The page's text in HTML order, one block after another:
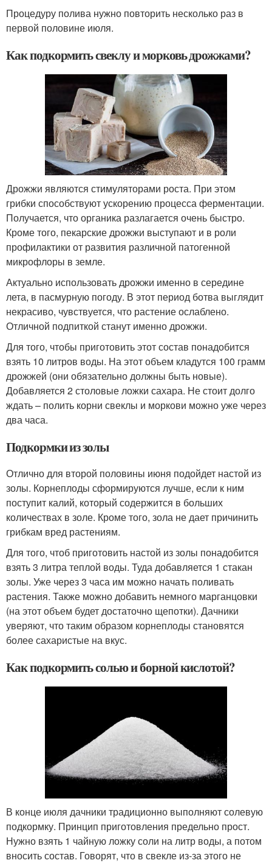
Процедуру полива нужно повторить несколько раз в
первой половине июля.
Как подкормить свеклу и морковь дрожжами?
Дрожжи являются стимуляторами роста. При этом
грибки способствуют ускорению процесса ферментации.
Получается, что органика разлагается очень быстро.
Кроме того, пекарские дрожжи выступают и в роли
профилактики от развития различной патогенной
микрофлоры в земле.
Актуально использовать дрожжи именно в середине
лета, в пасмурную погоду. В этот период ботва выглядит
некрасиво, чувствуется, что растение ослаблено.
Отличной подпиткой станут именно дрожжи.
Для того, чтобы приготовить этот состав понадобится
взять 10 литров воды. На этот объем кладутся 100 грамм
дрожжей (они обязательно должны быть новые).
Добавляется 2 столовые ложки сахара. Не стоит долго
ждать – полить корни свеклы и моркови можно уже через
два часа.
Подкормки из золы
Отлично для второй половины июня подойдет настой из
золы. Корнеплоды сформируются лучше, если к ним
поступит калий, который содержится в больших
количествах в золе. Кроме того, зола не дает причинить
грибкам вред растениям.
Для того, чтоб приготовить настой из золы понадобится
взять 3 литра теплой воды. Туда добавляется 1 стакан
золы. Уже через 3 часа им можно начать поливать
растения. Также можно добавить немного марганцовки
(на этот объем будет достаточно щепотки). Дачники
уверяют, что таким образом корнеплоды становятся
более сахаристые на вкус.
Как подкормить солью и борной кислотой?
В конце июля дачники традиционно выполняют солевую
подкормку. Принцип приготовления предельно прост.
Нужно взять 1 чайную ложку соли на литр воды, а потом
вносить состав. Говорят, что в свекле из-за этого не